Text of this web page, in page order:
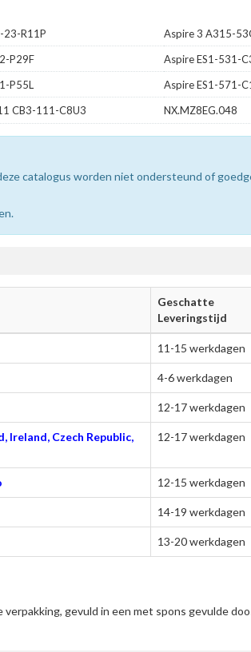
23-R11P
Aspire 3 A315-
P29F
Aspire ES1-531-
P55L
Aspire ES1-571-
CB3-111-C8U3 NX.MZ8EG.048
catalogus worden niet ondersteund of
Geschatte
Leveringstijd
11-15 werkdagen
4-6 werkdagen
12-17 werkdagen
Ireland, Czech Republic,
12-17 werkdagen
12-15 werkdagen
14-19 werkdagen
13-20 werkdagen
gevuld in een met spons gevulde